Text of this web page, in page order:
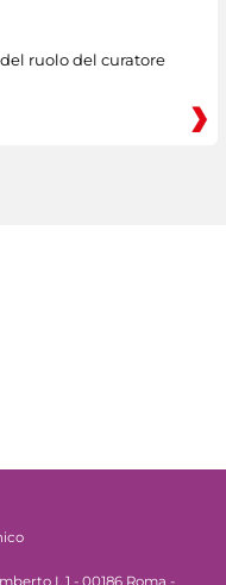
ruolo del curatore
I, 1 - 00186 Roma -